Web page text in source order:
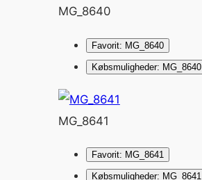
MG_8640
Favorit: MG_8640
Købsmuligheder: MG_8640
MG_8641
Favorit: MG_8641
Købsmuligheder: MG_8641